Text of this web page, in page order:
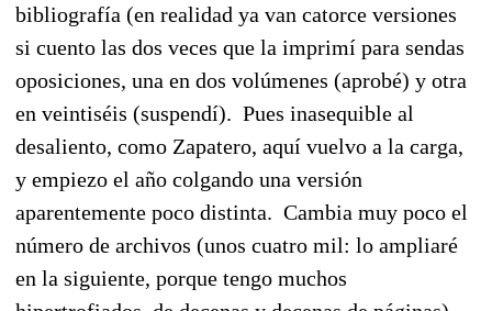
bibliografía (en realidad ya van catorce versiones
si cuento las dos veces que la imprimí para sendas
oposiciones, una en dos volúmenes (aprobé) y otra
en veintiséis (suspendí). Pues inasequible al
desaliento, como Zapatero, aquí vuelvo a la carga,
y empiezo el año colgando una versión
aparentemente poco distinta. Cambia muy poco el
número de archivos (unos cuatro mil: lo ampliaré
en la siguiente, porque tengo muchos